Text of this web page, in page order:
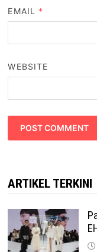
EMAIL *
WEBSITE
ARTIKEL TERKINI